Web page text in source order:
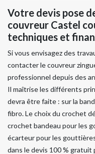
Votre devis pose
couvreur Castel
techniques et
Si vous envisagez des
contacter le couvreur
professionnel depuis des
Il maîtrise les différents
devra être faite : sur la
fibro. Le choix du crochet
crochet bandeau pour les
écarteur pour les
dans le devis 100 %